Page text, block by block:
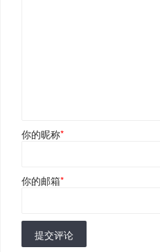
你的昵称*
你的邮箱*
提交评论